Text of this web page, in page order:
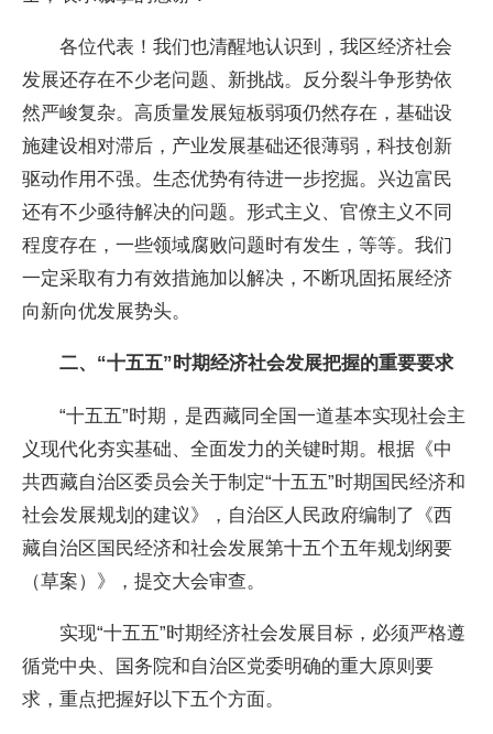
各位代表！我们也清醒地认识到，我区经济社会
发展还存在不少老问题、新挑战。反分裂斗争形势依
然严峻复杂。高质量发展短板弱项仍然存在，基础设
施建设相对滞后，产业发展基础还很薄弱，科技创新
驱动作用不强。生态优势有待进一步挖掘。兴边富民
还有不少亟待解决的问题。形式主义、官僚主义不同
程度存在，一些领域腐败问题时有发生，等等。我们
一定采取有力有效措施加以解决，不断巩固拓展经济
向新向优发展势头。
二、“十五五”时期经济社会发展把握的重要要求
“十五五”时期，是西藏同全国一道基本实现社会主
义现代化夯实基础、全面发力的关键时期。根据《中
共西藏自治区委员会关于制定“十五五”时期国民经济和
社会发展规划的建议》，自治区人民政府编制了《西
藏自治区国民经济和社会发展第十五个五年规划纲要
（草案）》，提交大会审查。
实现“十五五”时期经济社会发展目标，必须严格遵
循党中央、国务院和自治区党委明确的重大原则要
求，重点把握好以下五个方面。